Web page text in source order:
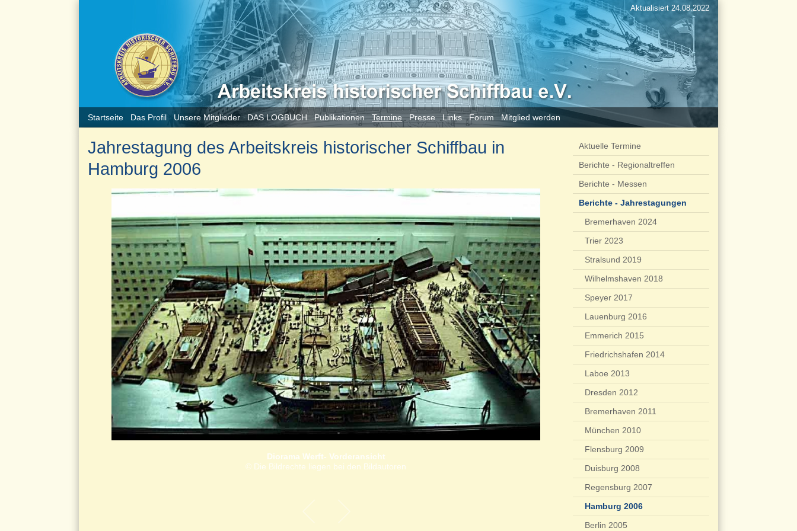
Startseite Das Profil Unsere Mitglieder DAS LOGBUCH Publikationen Termine Presse Links Forum Mitglied werden
Aktualisiert 24.08.2022
Jahrestagung des Arbeitskreis historischer Schiffbau in
Hamburg 2006
Diorama Werft- Vorderansicht
© Die Bildrechte liegen bei den Bildautoren
Aktuelle Termine
Berichte - Regionaltreffen
Berichte - Messen
Berichte - Jahrestagungen
Bremerhaven 2024
Trier 2023
Stralsund 2019
Wilhelmshaven 2018
Speyer 2017
Lauenburg 2016
Emmerich 2015
Friedrichshafen 2014
Laboe 2013
Dresden 2012
Bremerhaven 2011
München 2010
Flensburg 2009
Duisburg 2008
Regensburg 2007
Hamburg 2006
Berlin 2005